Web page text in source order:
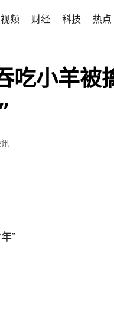
视频 财经 科技 热点
吃小羊被
”